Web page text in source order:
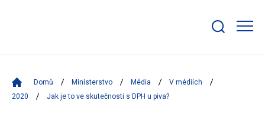
bar
Domů Ministerstvo Média
V médiích
2020
Jak je to ve skutečnosti s DPH u piva?